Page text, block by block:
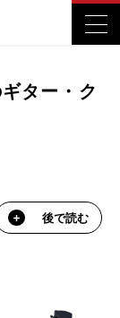
ター・ク
後で読む